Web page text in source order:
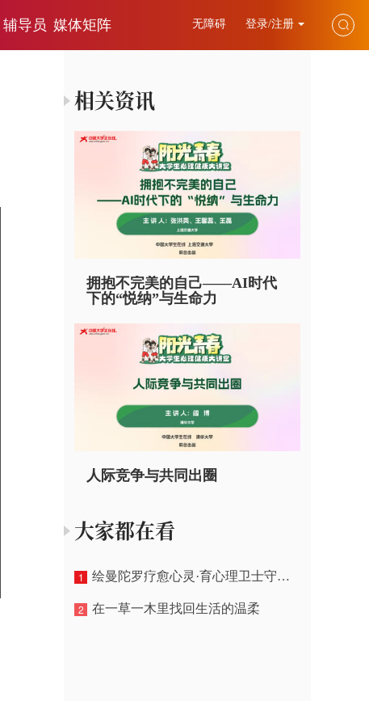
辅导员 媒体矩阵 无障碍 登录/注册
相关资讯
拥抱不完美的自己——AI时代
下的“悦纳”与生命力
人际竞争与共同出圈
大家都在看
1 绘曼陀罗疗愈心灵·育心理卫士守护同窗
2 在一草一木里找回生活的温柔